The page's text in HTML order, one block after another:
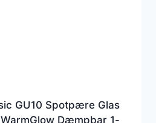
GU10 Spotpære Glas
Dæmpbar 1-